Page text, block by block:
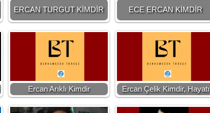
ERCAN TURGUT KİMDİR ECE ERCAN KİMDİR
Ercan Arıklı Kimdir Ercan Çelik Kimdir, Hayatı